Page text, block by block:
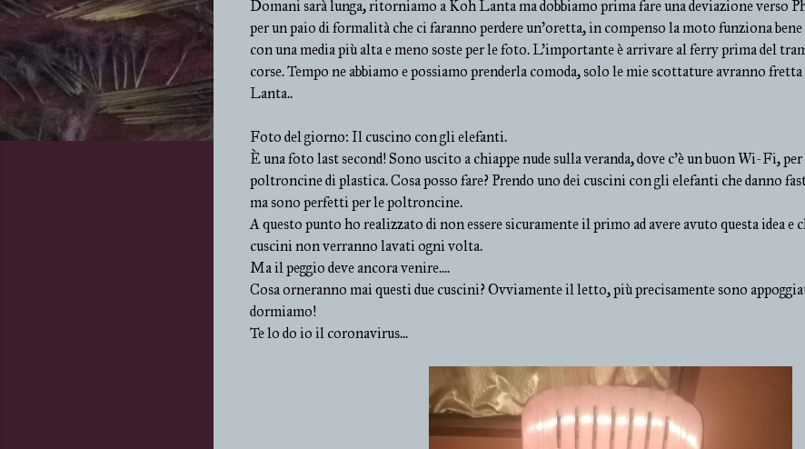
Domani sarà lunga, ritorniamo a Koh Lanta ma dobbiamo prima fare una deviazione verso
per un paio di formalità che ci faranno perdere un'oretta, in compenso la moto funziona bene
con una media più alta e meno soste per le foto. L'importante è arrivare al ferry prima del
corse. Tempo ne abbiamo e possiamo prenderla comoda, solo le mie scottature avranno
Lanta..
Foto del giorno: Il cuscino con gli elefanti.
È una foto last second! Sono uscito a chiappe nude sulla veranda, dove c'è un buon Wi-Fi,
poltroncine di plastica. Cosa posso fare? Prendo uno dei cuscini con gli elefanti che danno
ma sono perfetti per le poltroncine.
A questo punto ho realizzato di non essere sicuramente il primo ad avere avuto questa idea e
cuscini non verranno lavati ogni volta.
Ma il peggio deve ancora venire....
Cosa orneranno mai questi due cuscini? Ovviamente il letto, più precisamente sono
dormiamo!
Te lo do io il coronavirus...